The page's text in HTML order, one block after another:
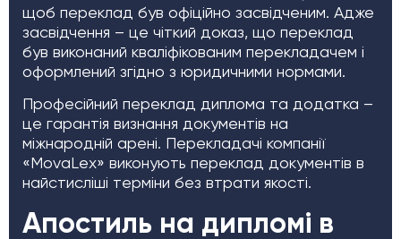
щоб переклад був офіційно засвідченим. Адже
засвідчення – це чіткий доказ, що переклад
був виконаний кваліфікованим перекладачем і
оформлений згідно з юридичними нормами.
Професійний переклад диплома та додатка –
це гарантія визнання документів на
міжнародній арені. Перекладачі компанії
«MovaLex» виконують переклад документів в
найстисліші терміни без втрати якості.
Апостиль на дипломі в